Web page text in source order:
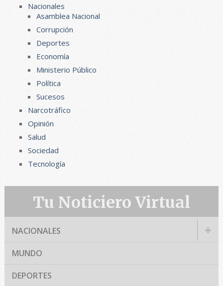
Nacionales
Asamblea Nacional
Corrupción
Deportes
Economía
Ministerio Público
Política
Sucesos
Narcotráfico
Opinión
Salud
Sociedad
Tecnología
Tu Noticiero Virtual
NACIONALES
MUNDO
DEPORTES